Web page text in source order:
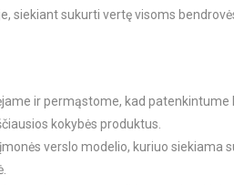
siekiant sukurti vertę visoms
ir permąstome, kad patenkintume
kokybės produktus.
verslo modelio, kuriuo siekiama